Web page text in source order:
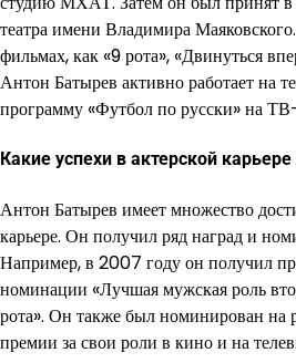
театра имени Владимира
фильмах, как «9 рота», «Двинуться
Антон Батырев активно работает на
программу «Футбол по русски» на
Какие успехи в актерской
Антон Батырев имеет множество
карьере. Он получил ряд наград и
Например, в 2007 году он получил
номинации «Лучшая мужская роль
рота». Он также был номинирован на
премии за свои роли в кино и на